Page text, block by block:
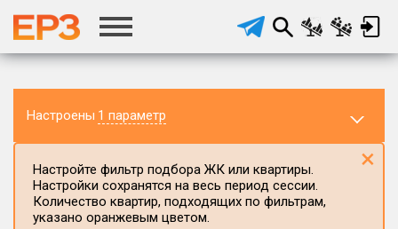
Настроены 1 параметр
Регион ЖК
Настройте фильтр подбора ЖК или квартиры.
Настройки сохранятся на весь период сессии.
Количество квартир, подходящих по фильтрам,
указано оранжевым цветом.
×